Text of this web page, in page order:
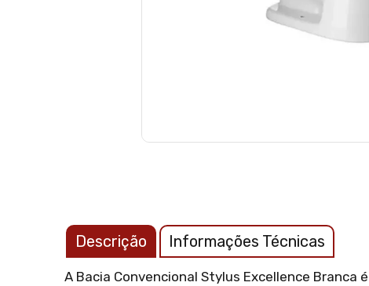
Descrição Informações Técnicas
A Bacia Convencional Stylus Excellence